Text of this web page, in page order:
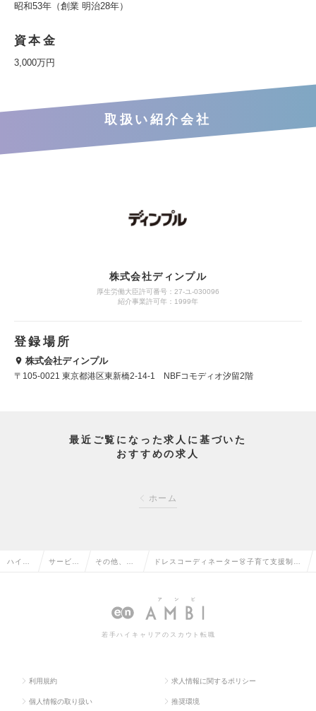
昭和53年（創業 明治28年）
資本金
3,000万円
取扱い紹介会社
株式会社ディンプル
厚生労働大臣許可番号：27-ユ-030096
紹介事業許可年：1999年
登録場所
株式会社ディンプル
〒105-0021 東京都港区東新橋2-14-1 NBFコモディオ汐留2階
最近ご覧になった求人に基づいた
おすすめの求人
ホーム
ハイク サービ その他、サ
通系の転職
ドレスコーディネーター👗子育て支援制度
｜転勤なし＠全国＞の求人情報
若手ハイキャリアのスカウト転職
利用規約 求人情報に関するポリシー
個人情報の取り扱い 推奨環境